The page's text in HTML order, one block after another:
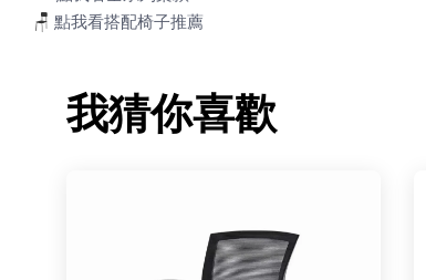
🪑 點我看搭配椅子推薦
我猜你喜歡